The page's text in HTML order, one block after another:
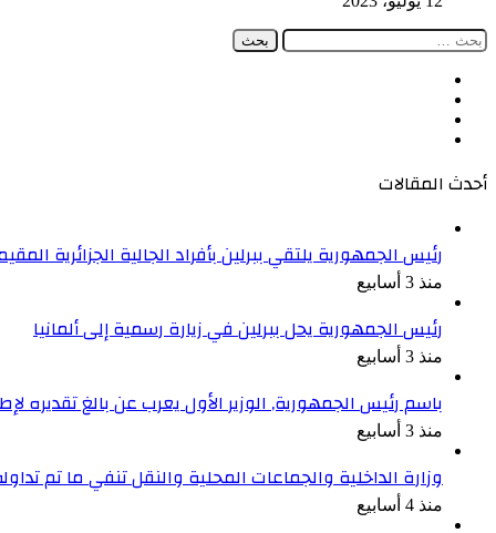
البحث
أحدث المقالات
رئيس الجمهورية يلتقي ببرلين بأفراد الجالية الجزائرية
منذ 3 أسابيع
رئيس الجمهورية يحل ببرلين في زيارة رسمية إلى ألمانيا
منذ 3 أسابيع
باسم رئيس الجمهورية, الوزير الأول يعرب عن بالغ تقديره
منذ 3 أسابيع
وزارة الداخلية والجماعات المحلية والنقل تنفي ما تم
منذ 4 أسابيع